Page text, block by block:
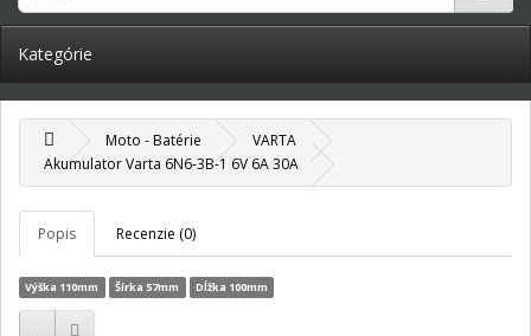
Kategórie
Moto - Batérie
VARTA
Akumulator Varta 6N6-3B-1 6V 6A 30A
Popis Recenzie (0)
Výška 110mm Šírka 57mm Dĺžka 100mm